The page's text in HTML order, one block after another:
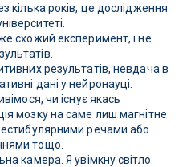
кілька років, це дослідження
схожий експеримент, і не
результатів, невдача в
дані у нейронауці.
чи існує якась
мозку на саме лиш магнітне
речами або
тощо.
камера. Я увімкну світло.